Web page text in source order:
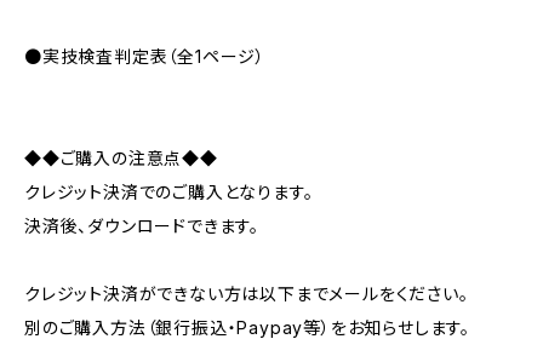
●実技検査判定表（全1ページ）
◆◆ご購入の注意点◆◆
クレジット決済でのご購入となります。
決済後、ダウンロードできます。
クレジット決済ができない方は以下までメールをください。
別のご購入方法（銀行振込・Paypay等）をお知らせします。